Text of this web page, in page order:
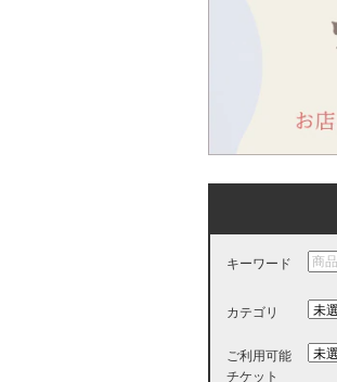
キーワード
カテゴリ
ご利用可能
チケット